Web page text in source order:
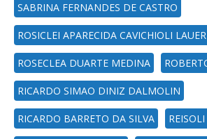
SABRINA FERNANDES DE CASTRO
ROSICLEI APARECIDA CAVICHIOLI
ROSECLEA DUARTE MEDINA
RICARDO SIMAO DINIZ DALMOLIN
RICARDO BARRETO DA SILVA